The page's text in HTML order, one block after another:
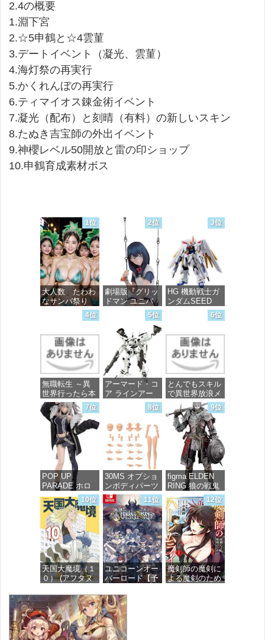
2.4の概要
1.淵下宮
2.☆5申鶴と☆4雲菫
3.デートイベント（凝光、雲菫）
4.海灯祭の再実行
5.かくれんぼの再実行
6.ティマイオス錬金術イベント
7.凝光（配布）と刻晴（有料）の新しいスキン
8.たぬき吉宝師の外出イベント
9.神櫻レベル50開放と雷の印ショップ
10.申鶴育成素材ボス
1位
大人数 たわわ
なサンバ祭り
価格：¥99
2位
劇場版『グリッ
ドマン ユニバ
ース』 宝多六
花 wall figure
1/7スケール プ
ラスチック製
塗装済み完成品
フィギュア
価格：¥13,756
3位
HG 機動戦士ガ
ンダムSEED
FREEDOM マ
イティーストラ
ガンダム 1/144
スケール 色分
け済みプラモデ
価格：¥4,800
4位
無職転生 ～異
世界行ったら本
気だす～ 20
(MFコミック
ス フラッパー
シリーズ)
価格：¥748
5位
アーマード・コ
ア ラインアー
ク ホワイト・
グリント 全高
約160mm 1/72
スケール プラ
モデル
価格：¥7,367
6位
とんでもスキル
で異世界放浪メ
シ 10 (ガルドコ
ミックス)
価格：¥726
7位
POP UP
PARADE ホロ
ライブプロダク
ション 獅白ぼ
たん ノンスケ
ール プラスチ
ック製 塗装済
み完成品フィギ
ュア
価格：¥4,676
8位
30MS オプショ
ンボディパーツ
アームパーツ&
レッグパーツ
[カラーC] 色分
け済みプラモデ
ル
価格：¥1,949
9位
figma ELDEN
RING 狼の戦鬼
ノンスケール
プラスチック製
塗装済み可動フ
ィギュア
価格：¥13,115
10位
天国大魔境（１
０） (アフタヌ
ス)
価格：¥759
11位
ユニコーンオー
バーロード【予
DLC「アトラス
×ヴァニラウェ
ア 紋章セッ
ト」 同梱 -
Switch
12位
魔剣師の魔剣に
よる魔剣のため